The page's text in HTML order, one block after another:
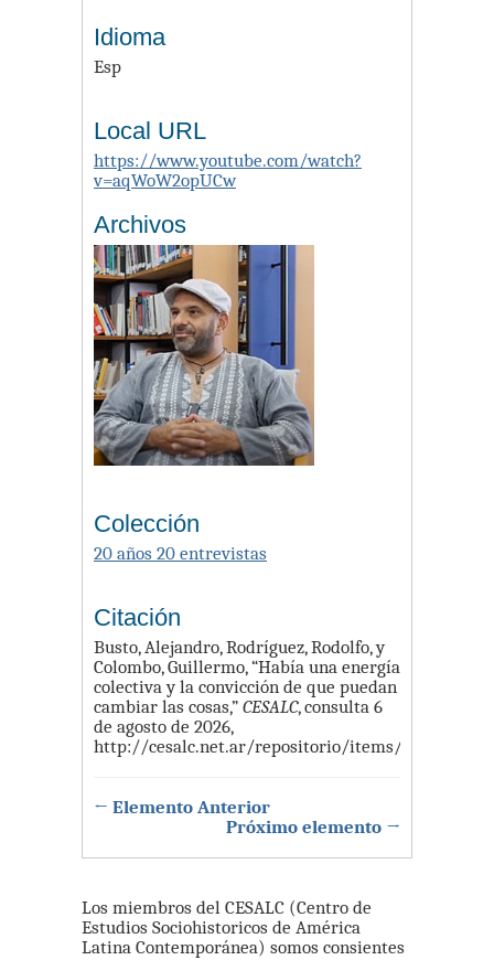
Idioma
Esp
Local URL
https://www.youtube.com/watch?
v=aqWoW2opUCw
Archivos
Colección
20 años 20 entrevistas
Citación
Busto, Alejandro, Rodríguez, Rodolfo, y
Colombo, Guillermo, “Había una energía
colectiva y la convicción de que puedan
cambiar las cosas,” CESALC, consulta 6
de agosto de 2026,
http://cesalc.net.ar/repositorio/items/show/59
← Elemento Anterior
Próximo elemento →
Los miembros del CESALC (Centro de
Estudios Sociohistoricos de América
Latina Contemporánea) somos consientes